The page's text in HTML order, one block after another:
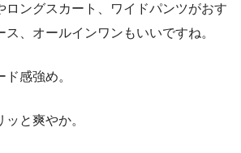
ロングスカート、ワイドパンツがおす
、オールインワンもいいですね。
感強め。
と爽やか。